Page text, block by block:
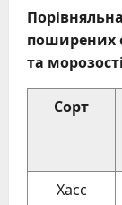
поширених
та
Сорт
Хасс